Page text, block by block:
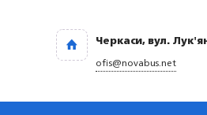
Черкаси, вул.
ofis@novabus.net